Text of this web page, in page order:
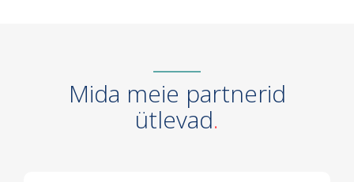
Mida meie partnerid
ütlevad